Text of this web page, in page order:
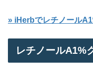
» iHerbでレチノール
レチノールA1%